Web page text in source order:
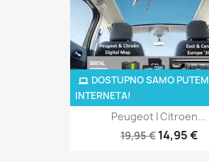
Peugeot I Citroen...
19,95 € 14,95 €
DOSTUPNO SAMO PUTEM
INTERNETA!